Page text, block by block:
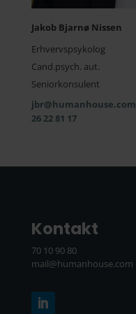
Jakob Bjarnø Nissen
Erhvervspsykolog
Cand.psych. aut.
Seniorkonsulent
jbr@humanhouse.com
26 22 81 17
Kontakt
70 10 90 80
mail@humanhouse.com